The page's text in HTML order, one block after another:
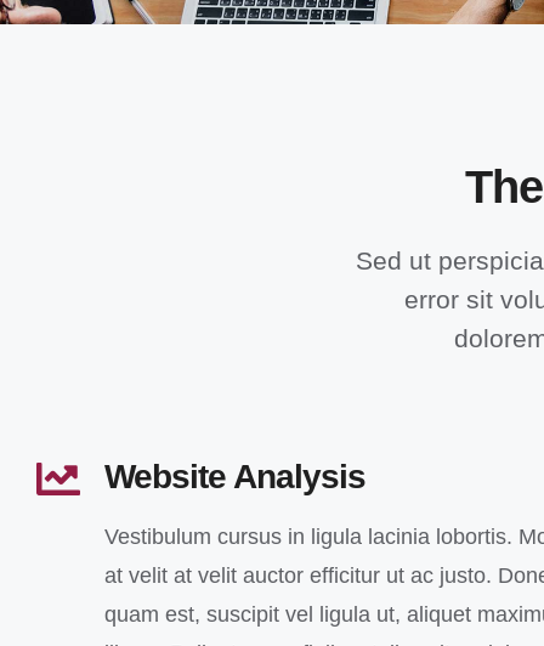
Sed ut
error sit
Website Analysis
Vestibulum cursus in ligula lacinia lobortis.
at velit at velit auctor efficitur ut ac justo.
quam est, suscipit vel ligula ut, aliquet